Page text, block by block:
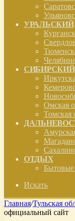
УРАЛЬСКИЙ
СИБИРСКИЙ
Омская
Томская
ОТДЫХ
Искать
Главная/Тульская
официальный сайт